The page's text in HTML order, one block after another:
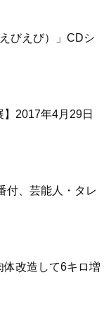
びえび）」CDシ
】2017年4月29日
付、芸能人・タレ
体改造して6キロ増